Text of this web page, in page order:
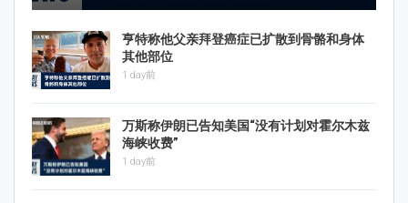
亨特称他父亲拜登癌症已扩散到骨骼和身体
其他部位
1 day前
万斯称伊朗已告知美国“没有计划对霍尔木兹
海峡收费”
1 day前